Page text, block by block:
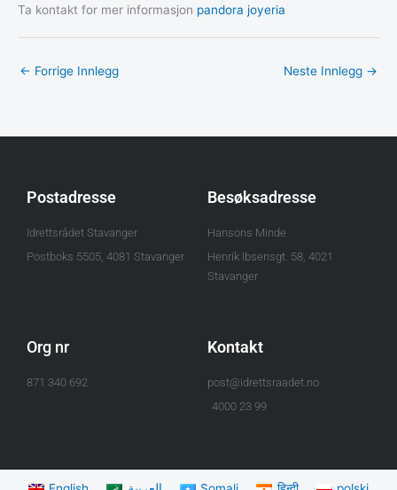
Ta kontakt for mer informasjon pandora joyeria
← Forrige Innlegg Neste Innlegg →
Postadresse
Idrettsrådet Stavanger
Postboks 5505, 4081 Stavanger
Besøksadresse
Hansons Minde
Henrik Ibsensgt. 58, 4021
Stavanger
Org nr
871 340 692
Kontakt
post@idrettsraadet.no
4000 23 99